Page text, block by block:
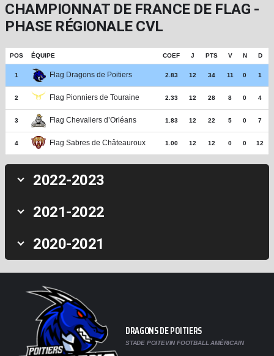
CHAMPIONNAT DE FRANCE DE FLAG -
PHASE RÉGIONALE CVL
POS ÉQUIPE COEF J PTS V N D
1 Flag Dragons de Poitiers 2.83 12 34 11 0 1
2 Flag Pionniers de Touraine 2.33 12 28 8 0 4
3 Flag Chevaliers d’Orléans 1.83 12 22 5 0 7
4 Flag Sabres de Châteauroux 1.00 12 12 0 0 12
2022-2023
2021-2022
2020-2021
DRAGONS DE POITIERS
STADE POITEVIN FOOTBALL AMÉRICAIN